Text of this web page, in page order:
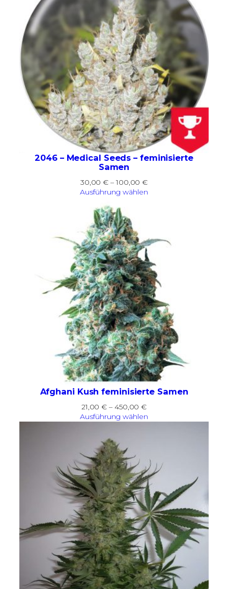
2046 – Medical Seeds – feminisierte
Samen
30,00€ –100,00€Preisspanne:
30,00 €
Ausführung wählen
Afghani Kush feminisierte Samen
21,00€ – 450,00€Preisspanne:
21,00 €
Ausführung wählen